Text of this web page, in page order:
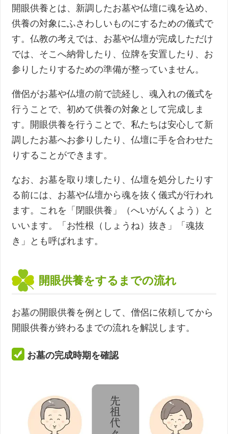
開眼供養とは、新調したお墓や仏壇に魂を込め、
供養の対象にふさわしいものにするための儀式で
す。仏教の考えでは、お墓や仏壇が完成しただけ
では、そこへ納骨したり、位牌を安置したり、お
参りしたりするための準備が整っていません。
僧侶がお墓や仏壇の前で読経し、魂入れの儀式を
行うことで、初めて供養の対象として完成しま
す。開眼供養を行うことで、私たちは安心して新
調したお墓へお参りしたり、仏壇に手を合わせた
りすることができます。
なお、お墓を取り壊したり、仏壇を処分したりす
る前には、お墓や仏壇から魂を抜く儀式が行われ
ます。これを「閉眼供養」（へいがんくよう）と
いいます。「お性根（しょうね）抜き」「魂抜
き」とも呼ばれます。
開眼供養をするまでの流れ
お墓の開眼供養を例として、僧侶に依頼してから
開眼供養が終わるまでの流れを解説します。
お墓の完成時期を確認